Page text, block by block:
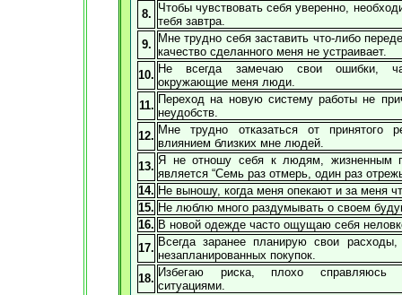
8. Чтобы чувствовать себя уверенно,
тебя завтра.
9.
Мне трудно себя заставить что-либо
качество сделанного меня не устраивает.
10. Не всегда замечаю свои ошибки,
окружающие меня люди.
11. Переход на новую систему работы не
неудобств.
12. Мне трудно отказаться от принятого
влиянием близких мне людей.
13. Я не отношу себя к людям, жизненным
является “Семь раз отмерь, один раз
14. Не выношу, когда меня опекают и за меня
15. Не люблю много раздумывать о своем
16. В новой одежде часто ощущаю себя
17. Всегда заранее планирую свои
незапланированных покупок.
18. Избегаю риска, плохо справляюсь
ситуациями.